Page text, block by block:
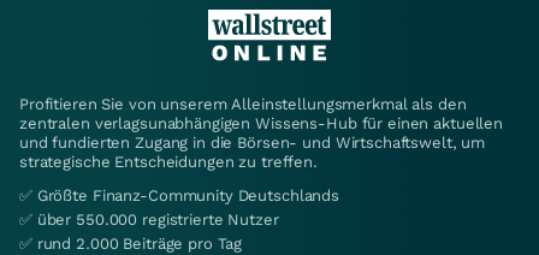
Profitieren Sie von unserem Alleinstellungsmerkmal als den
zentralen verlagsunabhängigen Wissens-Hub für einen aktuellen
und fundierten Zugang in die Börsen- und Wirtschaftswelt, um
strategische Entscheidungen zu treffen.
✅ Größte Finanz-Community Deutschlands
✅ über 550.000 registrierte Nutzer
✅ rund 2.000 Beiträge pro Tag